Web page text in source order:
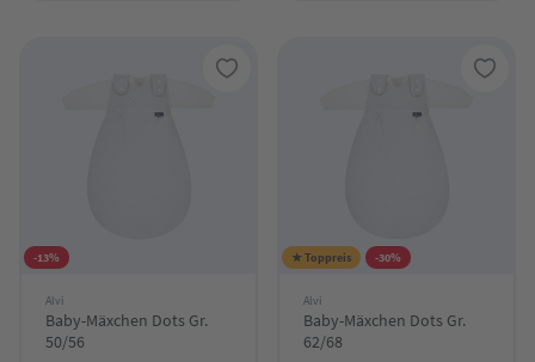
-13%
Alvi
Baby-Mäxchen Dots Gr.
50/56
★ Toppreis -30%
Alvi
Baby-Mäxchen Dots Gr.
62/68